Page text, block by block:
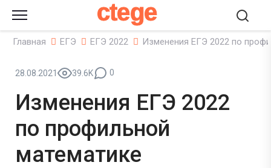
ctege
Главная ЕГЭ ЕГЭ 2022 Изменения ЕГЭ 2022 по
28.08.2021 39.6K 0
Изменения ЕГЭ 2022
по профильной
математике